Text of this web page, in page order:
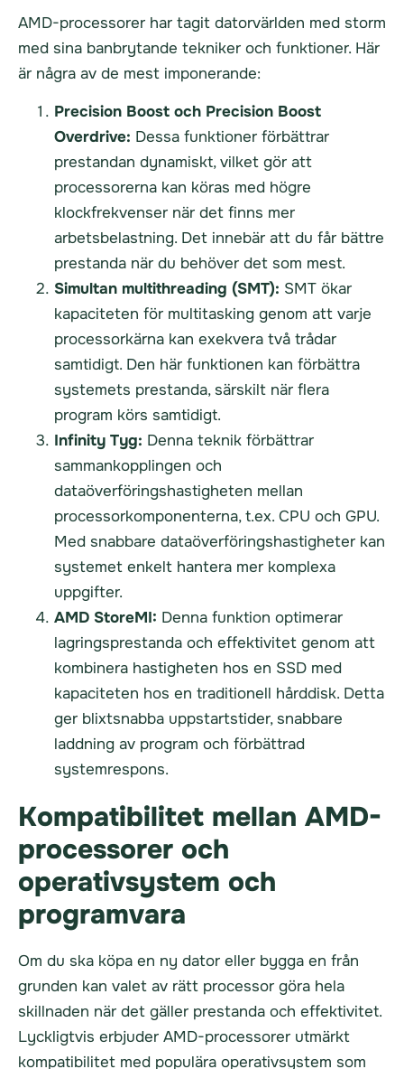
AMD-processorer har tagit datorvärlden med storm
med sina banbrytande tekniker och funktioner. Här
är några av de mest imponerande:
Precision Boost och Precision Boost
Overdrive: Dessa funktioner förbättrar
prestandan dynamiskt, vilket gör att
processorerna kan köras med högre
klockfrekvenser när det finns mer
arbetsbelastning. Det innebär att du får bättre
prestanda när du behöver det som mest.
Simultan multithreading (SMT): SMT ökar
kapaciteten för multitasking genom att varje
processorkärna kan exekvera två trådar
samtidigt. Den här funktionen kan förbättra
systemets prestanda, särskilt när flera
program körs samtidigt.
Infinity Tyg: Denna teknik förbättrar
sammankopplingen och
dataöverföringshastigheten mellan
processorkomponenterna, t.ex. CPU och GPU.
Med snabbare dataöverföringshastigheter kan
systemet enkelt hantera mer komplexa
uppgifter.
AMD StoreMI: Denna funktion optimerar
lagringsprestanda och effektivitet genom att
kombinera hastigheten hos en SSD med
kapaciteten hos en traditionell hårddisk. Detta
ger blixtsnabba uppstartstider, snabbare
laddning av program och förbättrad
systemrespons.
Kompatibilitet mellan AMD-
processorer och
operativsystem och
programvara
Om du ska köpa en ny dator eller bygga en från
grunden kan valet av rätt processor göra hela
skillnaden när det gäller prestanda och effektivitet.
Lyckligtvis erbjuder AMD-processorer utmärkt
kompatibilitet med populära operativsystem som